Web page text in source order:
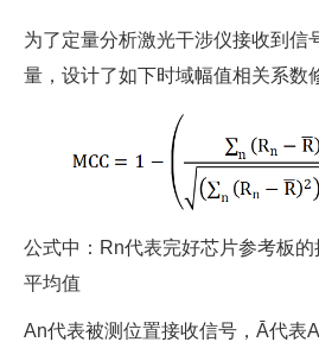
为了定量分析激光干涉仪接收到信
量，设计了如下时域幅值相关系数
公式中：Rn代表完好芯片参考板
平均值
An代表被测位置接收信号，Ā代表